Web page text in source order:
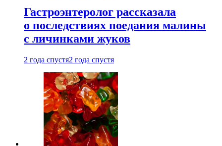
Гастроэнтеролог рассказала
о последствиях поедания малины
с личинками жуков
2 года спустя2 года спустя